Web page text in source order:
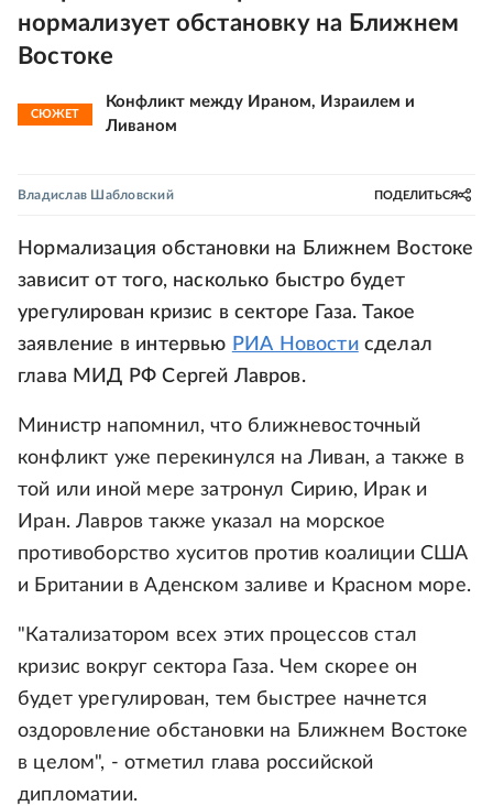
нормализует обстановку на Ближнем
Востоке
СЮЖЕТ
Конфликт между Ираном, Израилем и
Ливаном
Владислав Шабловский ПОДЕЛИТЬСЯ
Нормализация обстановки на Ближнем Востоке
зависит от того, насколько быстро будет
урегулирован кризис в секторе Газа. Такое
заявление в интервью РИА Новостисделал
глава МИД РФ Сергей Лавров.
Министр напомнил, что ближневосточный
конфликт уже перекинулся на Ливан, а также в
той или иной мере затронул Сирию, Ирак и
Иран. Лавров также указал на морское
противоборство хуситов против коалиции США
и Британии в Аденском заливе и Красном море.
"Катализатором всех этих процессов стал
кризис вокруг сектора Газа. Чем скорее он
будет урегулирован, тем быстрее начнется
оздоровление обстановки на Ближнем Востоке
в целом", - отметил глава российской
дипломатии.